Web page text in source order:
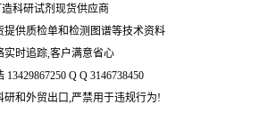
科研试剂现货供应商
提供质检单和检测图谱等技术资料
实时追踪,客户满意省心
Q Q 3146738450
研和外贸出口,严禁用于违规行为!